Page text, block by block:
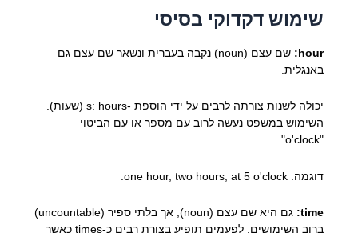
שימוש דקדוקי בסיסי
hour:
שם עצם (noun) נקבה בעברית ונשאר שם עצם גם
באנגלית.
יכולה לשנות צורתה לרבים על ידי הוספת -s: hours (שעות).
השימוש במשפט נעשה לרוב עם מספר או עם הביטוי
"o'clock".
דוגמה: one hour, two hours, at 5 o'clock.
time:
גם היא שם עצם (noun), אך בלתי ספיר (uncountable)
ברוב השימושים. לפעמים תופיע בצורת רבים כ-times כאשר